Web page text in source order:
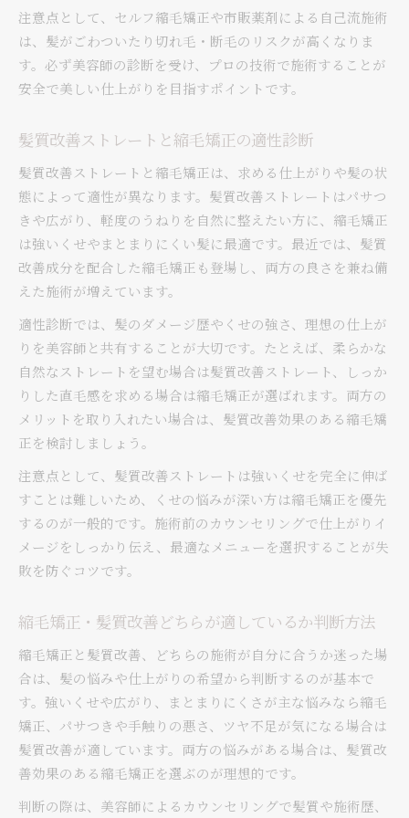
注意点として、セルフ縮毛矯正や市販薬剤による自己流施術
は、髪がごわついたり切れ毛・断毛のリスクが高くなりま
す。必ず美容師の診断を受け、プロの技術で施術することが
安全で美しい仕上がりを目指すポイントです。
髪質改善ストレートと縮毛矯正の適性診断
髪質改善ストレートと縮毛矯正は、求める仕上がりや髪の状
態によって適性が異なります。髪質改善ストレートはパサつ
きや広がり、軽度のうねりを自然に整えたい方に、縮毛矯正
は強いくせやまとまりにくい髪に最適です。最近では、髪質
改善成分を配合した縮毛矯正も登場し、両方の良さを兼ね備
えた施術が増えています。
適性診断では、髪のダメージ歴やくせの強さ、理想の仕上が
りを美容師と共有することが大切です。たとえば、柔らかな
自然なストレートを望む場合は髪質改善ストレート、しっか
りした直毛感を求める場合は縮毛矯正が選ばれます。両方の
メリットを取り入れたい場合は、髪質改善効果のある縮毛矯
正を検討しましょう。
注意点として、髪質改善ストレートは強いくせを完全に伸ば
すことは難しいため、くせの悩みが深い方は縮毛矯正を優先
するのが一般的です。施術前のカウンセリングで仕上がりイ
メージをしっかり伝え、最適なメニューを選択することが失
敗を防ぐコツです。
縮毛矯正・髪質改善どちらが適しているか判断方法
縮毛矯正と髪質改善、どちらの施術が自分に合うか迷った場
合は、髪の悩みや仕上がりの希望から判断するのが基本で
す。強いくせや広がり、まとまりにくさが主な悩みなら縮毛
矯正、パサつきや手触りの悪さ、ツヤ不足が気になる場合は
髪質改善が適しています。両方の悩みがある場合は、髪質改
善効果のある縮毛矯正を選ぶのが理想的です。
判断の際は、美容師によるカウンセリングで髪質や施術歴、